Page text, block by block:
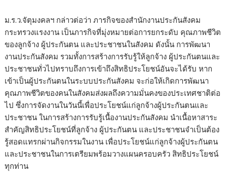
ม.ร.ว.จัตุมงคลฯ กล่าวต่อว่า ภารกิจของสำนักงานประกันสังคม
กระทรวงแรงงาน เป็นภารกิจที่มุ่งหมายต่อการยกระดับ คุณภาพชีวิต
ของลูกจ้าง ผู้ประกันตน และประชาชนในสังคม ดังนั้น การพัฒนา
งานประกันสังคม รวมทั้งการสร้างการรับรู้ให้ลูกจ้าง ผู้ประกันตนและ
ประชาชนทั่วไปทราบถึงการเข้าถึงสิทธิประโยชน์อันจะได้รับ หาก
เข้าเป็นผู้ประกันตนในระบบประกันสังคม จะก่อให้เกิดการพัฒนา
คุณภาพชีวิตของคนในสังคมส่งผลถึงความมั่นคงของประเทศชาติต่อ
ไป ซึ่งการจัดงานในวันนี้เพื่อประโยชน์แก่ลูกจ้างผู้ประกันตนและ
ประชาชน ในการสร้างการรับรู้เนื้องานประกันสังคม นำเนื้อหาสาระ
สำคัญสิทธิประโยชน์ที่ลูกจ้าง ผู้ประกันตน และประชาชนจำเป็นต้อง
รู้สอดแทรกผ่านกิจกรรมในงาน เพื่อประโยชน์แก่ลูกจ้างผู้ประกันตน
และประชาชนในการเตรียมพร้อมวางแผนครอบครัว สิทธิประโยชน์
ทุกท่าน